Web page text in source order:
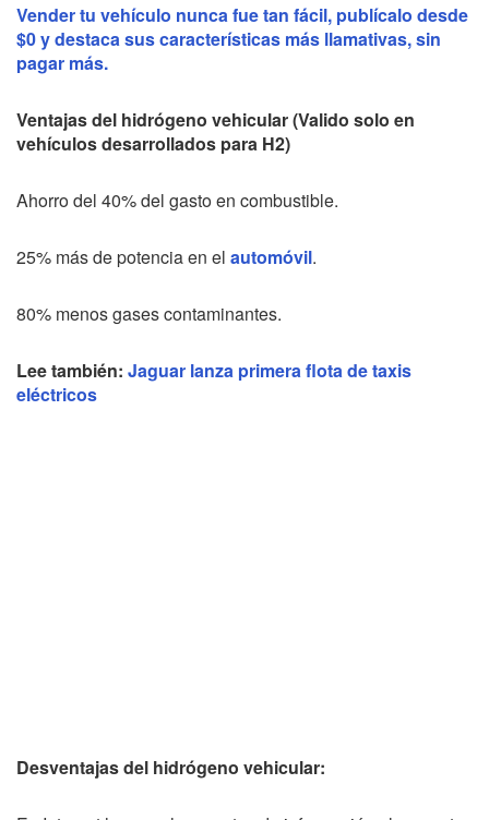
Vender tu vehículo nunca fue tan fácil, publícalo desde
$0 y destaca sus características más llamativas, sin
pagar más.
Ventajas del hidrógeno vehicular (Valido solo en
vehículos desarrollados para H2)
Ahorro del 40% del gasto en combustible.
25% más de potencia en el automóvil.
80% menos gases contaminantes.
Lee también: Jaguar lanza primera flota de taxis
eléctricos
Desventajas del hidrógeno vehicular: